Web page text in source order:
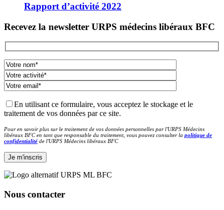
Rapport d’activité 2022
Recevez la newsletter URPS médecins libéraux BFC
En utilisant ce formulaire, vous acceptez le stockage et le
traitement de vos données par ce site.
Pour en savoir plus sur le traitement de vos données personnelles par l'URPS Médecins
libéraux BFC en tant que responsable du traitement, vous pouvez consulter la politique de
confidentialité de l'URPS Médecins libéraux BFC
Nous contacter